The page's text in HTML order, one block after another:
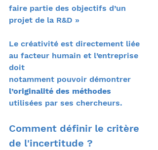
faire partie des objectifs d’un
projet de la R&D »
Le créativité est directement liée
au facteur humain et l’entreprise
doit
notamment pouvoir démontrer
l’originalité des méthodes
utilisées par ses chercheurs.
Comment définir le critère
de l'incertitude ?